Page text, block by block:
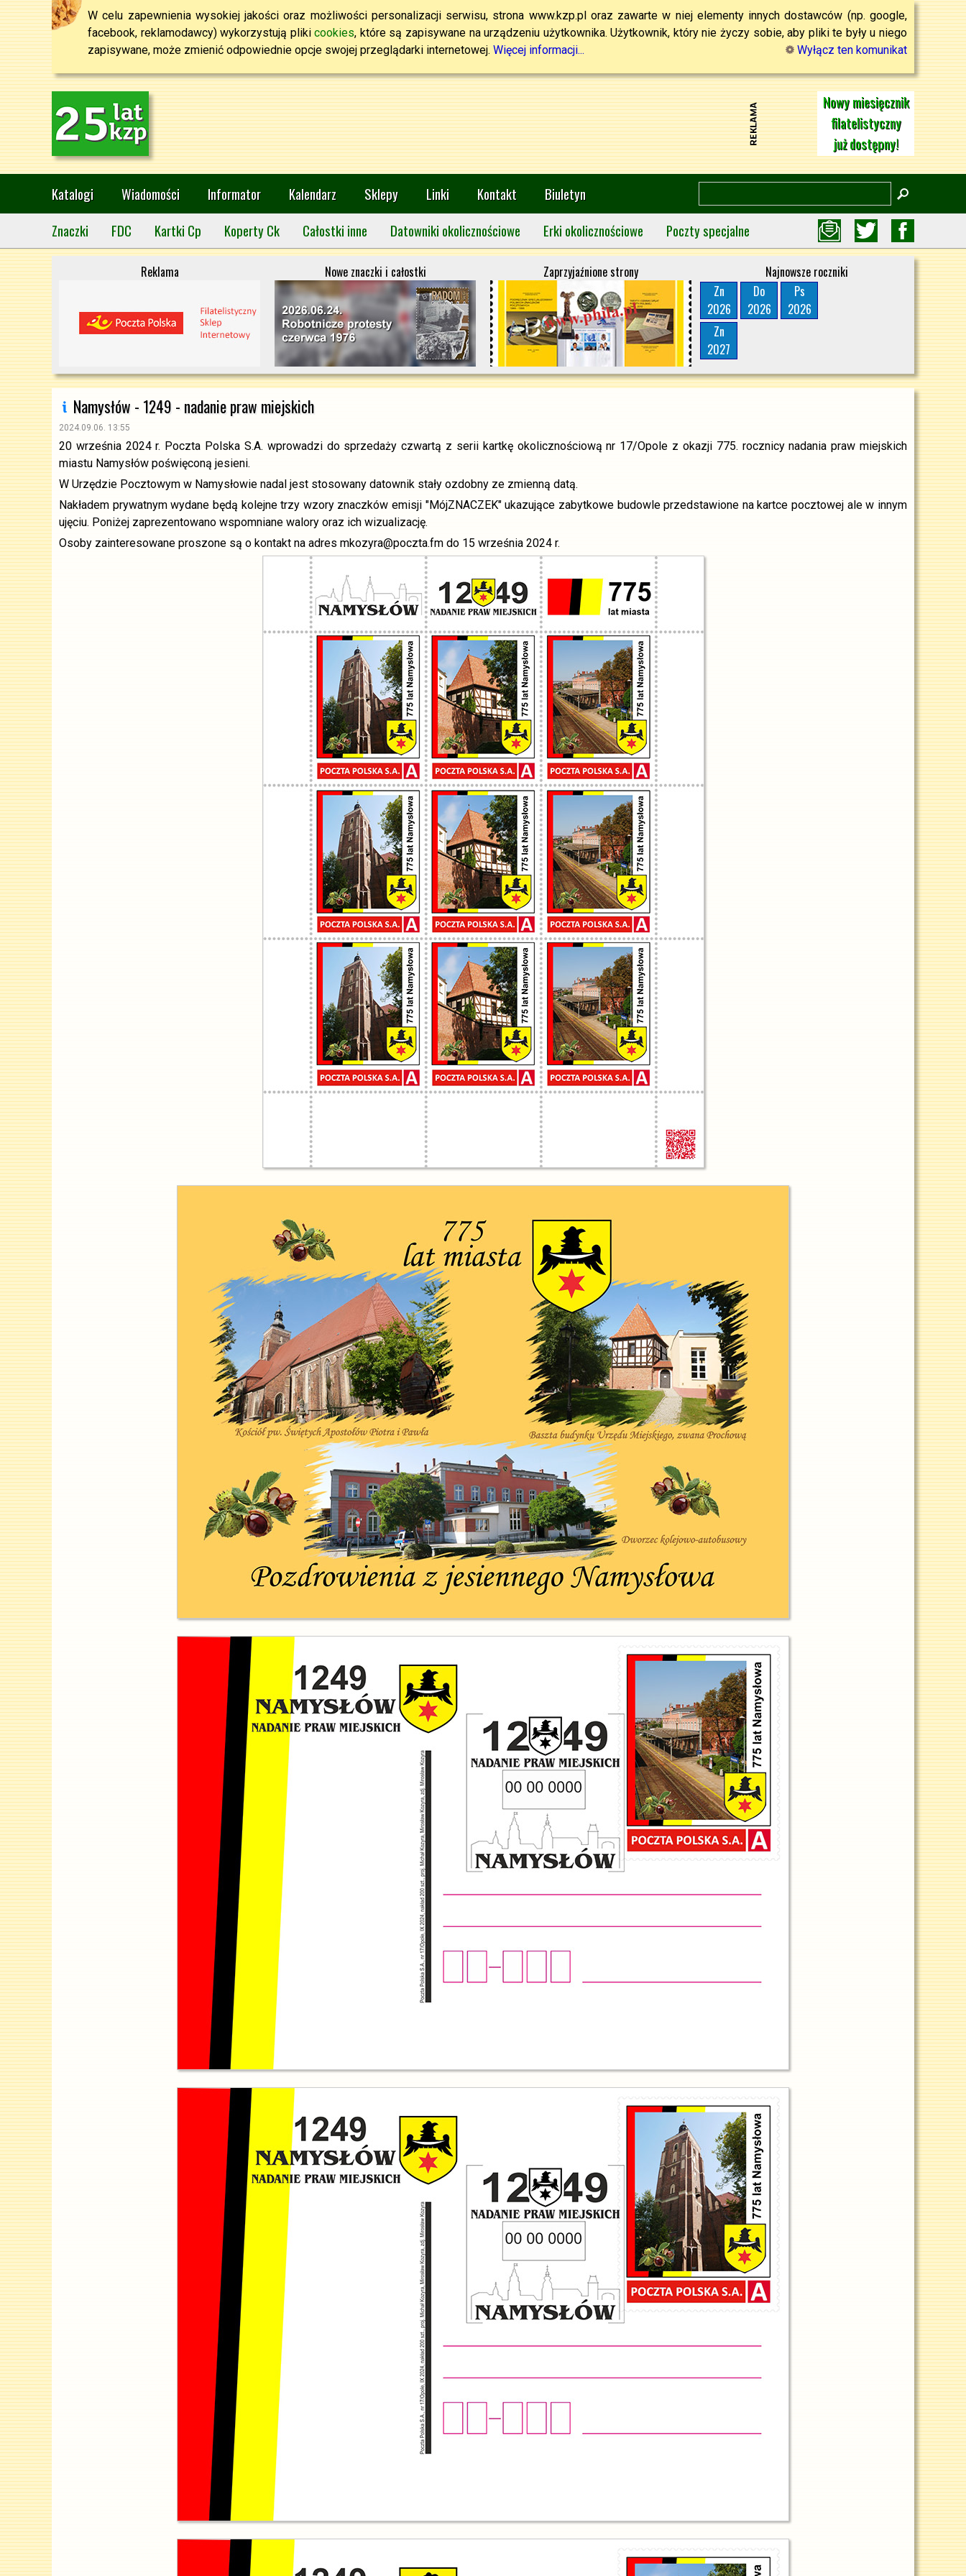
W celu zapewnienia wysokiej jakości oraz możliwości personalizacji serwisu, strona www.kzp.pl oraz zawarte w niej elementy innych dostawców (np. google,
facebook, reklamodawcy) wykorzystują plikicookies, które są zapisywane na urządzeniu użytkownika. Użytkownik, który nie życzy sobie, aby pliki te były u niego
zapisywane, może zmienić odpowiednie opcje swojej przeglądarki internetowej. Więcej informacji... Wyłącz ten komunikat
Nowy miesięcznik
filatelistyczny
już dostępny!
Katalogi Wiadomości Informator Kalendarz Sklepy Linki Kontakt
Biuletyn
Znaczki
FDC Kartki Cp Koperty Ck Całostki inne Datowniki okolicznościowe Erki okolicznościowe Poczty specjalne
Reklama Nowe znaczki i całostki Zaprzyjaźnione strony
Najnowsze roczniki
Zn
2026
Do
2026
Ps
2026
Zn
2027
Namysłów - 1249 - nadanie praw miejskich
2024.09.06. 13:55
20 września 2024 r. Poczta Polska S.A. wprowadzi do sprzedaży czwartą z serii kartkę okolicznościową nr 17/Opole z okazji 775. rocznicy nadania praw miejskich
miastu Namysłów poświęconą jesieni.
W Urzędzie Pocztowym w Namysłowie nadal jest stosowany datownik stały ozdobny ze zmienną datą.
Nakładem prywatnym wydane będą kolejne trzy wzory znaczków emisji "MójZNACZEK" ukazujące zabytkowe budowle przedstawione na kartce pocztowej ale w innym
ujęciu. Poniżej zaprezentowano wspomniane walory oraz ich wizualizację.
Osoby zainteresowane proszone są o kontakt na adres mkozyra@poczta.fm do 15 września 2024 r.